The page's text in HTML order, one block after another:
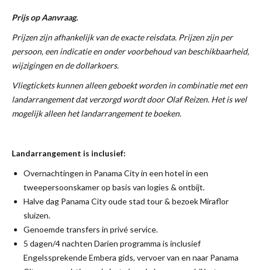
Prijs op Aanvraag.
Prijzen zijn afhankelijk van de exacte reisdata. Prijzen zijn per
persoon, een indicatie en onder voorbehoud van beschikbaarheid,
wijzigingen en de dollarkoers.
Vliegtickets kunnen alleen geboekt worden in combinatie met een
landarrangement dat verzorgd wordt door Olaf Reizen. Het is wel
mogelijk alleen het landarrangement te boeken.
Landarrangement is inclusief:
Overnachtingen in Panama City in een hotel in een
tweepersoonskamer op basis van logies & ontbijt.
Halve dag Panama City oude stad tour & bezoek Miraflor
sluizen.
Genoemde transfers in privé service.
5 dagen/4 nachten Darien programma is inclusief
Engelssprekende Embera gids, vervoer van en naar Panama